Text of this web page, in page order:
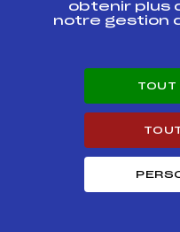
AIX
ONAF0042.FFS
AIX
obtenir plus
notre gestion
TOUT